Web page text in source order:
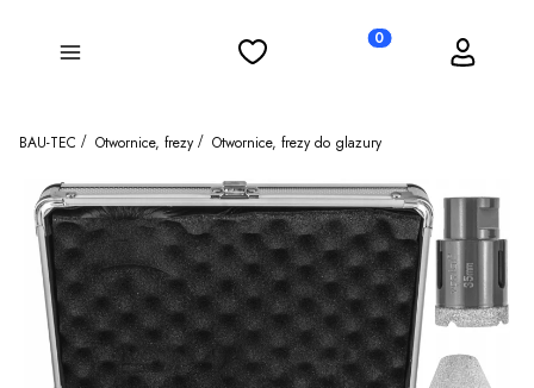
Menu Ulubione Produkty w koszyku:
Koszyk Zaloguj się
BAU-TEC Otwornice, frezy Otwornice, frezy do glazury